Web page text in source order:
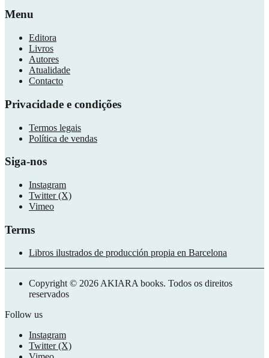
Menu
Editora
Livros
Autores
Atualidade
Contacto
Privacidade e condições
Termos legais
Política de vendas
Siga-nos
Instagram
Twitter (X)
Vimeo
Terms
Libros ilustrados de producción propia en Barcelona
Copyright © 2026 AKIARA books. Todos os direitos
reservados
Follow us
Instagram
Twitter (X)